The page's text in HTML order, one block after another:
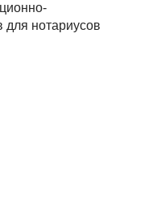
для нотариусов